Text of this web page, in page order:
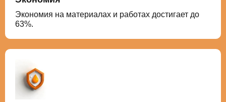
Экономия на материалах и работах достигает до
63%.